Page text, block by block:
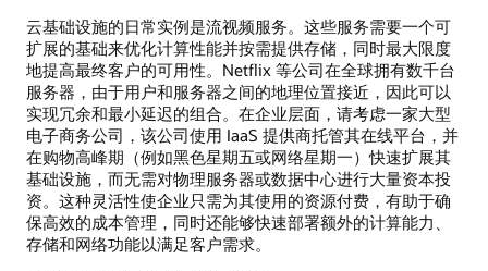
云基础设施的日常实例是流视频服务。这些服务需要一个可
扩展的基础来优化计算性能并按需提供存储，同时最大限度
地提高最终客户的可用性。Netflix 等公司在全球拥有数千台
服务器，由于用户和服务器之间的地理位置接近，因此可以
实现冗余和最小延迟的组合。在企业层面，请考虑一家大型
电子商务公司，该公司使用 IaaS 提供商托管其在线平台，并
在购物高峰期（例如黑色星期五或网络星期一）快速扩展其
基础设施，而无需对物理服务器或数据中心进行大量资本投
资。这种灵活性使企业只需为其使用的资源付费，有助于确
保高效的成本管理，同时还能够快速部署额外的计算能力、
存储和网络功能以满足客户需求。